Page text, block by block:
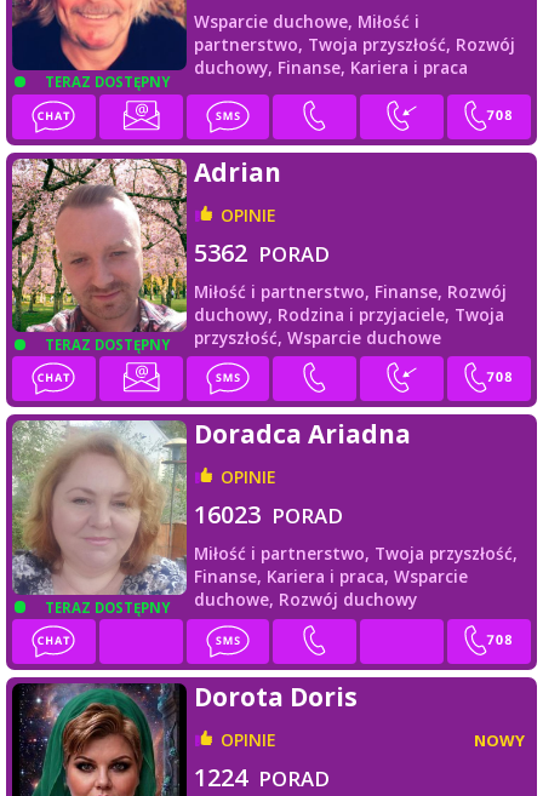
TERAZ DOSTĘPNY
Wsparcie duchowe, Miłość i
partnerstwo, Twoja przyszłość, Rozwój
duchowy, Finanse, Kariera i praca
TERAZ DOSTĘPNY
Adrian
OPINIE
5362 PORAD
Miłość i partnerstwo, Finanse, Rozwój
duchowy, Rodzina i przyjaciele, Twoja
przyszłość, Wsparcie duchowe
TERAZ DOSTĘPNY
Doradca Ariadna
OPINIE
16023 PORAD
Miłość i partnerstwo, Twoja przyszłość,
Finanse, Kariera i praca, Wsparcie
duchowe, Rozwój duchowy
Dorota Doris
OPINIE NOWY
1224 PORAD